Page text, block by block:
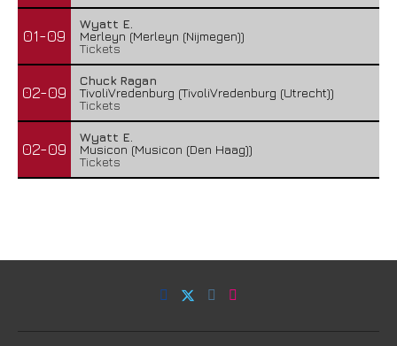
01-09
Wyatt E.
Merleyn (Merleyn (Nijmegen))
Tickets
02-09
Chuck Ragan
TivoliVredenburg (TivoliVredenburg (Utrecht))
Tickets
02-09
Wyatt E.
Musicon (Musicon (Den Haag))
Tickets